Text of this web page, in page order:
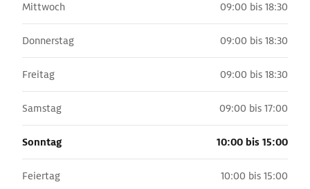
Mittwoch 09:00 bis 18:30
Donnerstag 09:00 bis 18:30
Freitag 09:00 bis 18:30
Samstag 09:00 bis 17:00
Sonntag 10:00 bis 15:00
Feiertag 10:00 bis 15:00